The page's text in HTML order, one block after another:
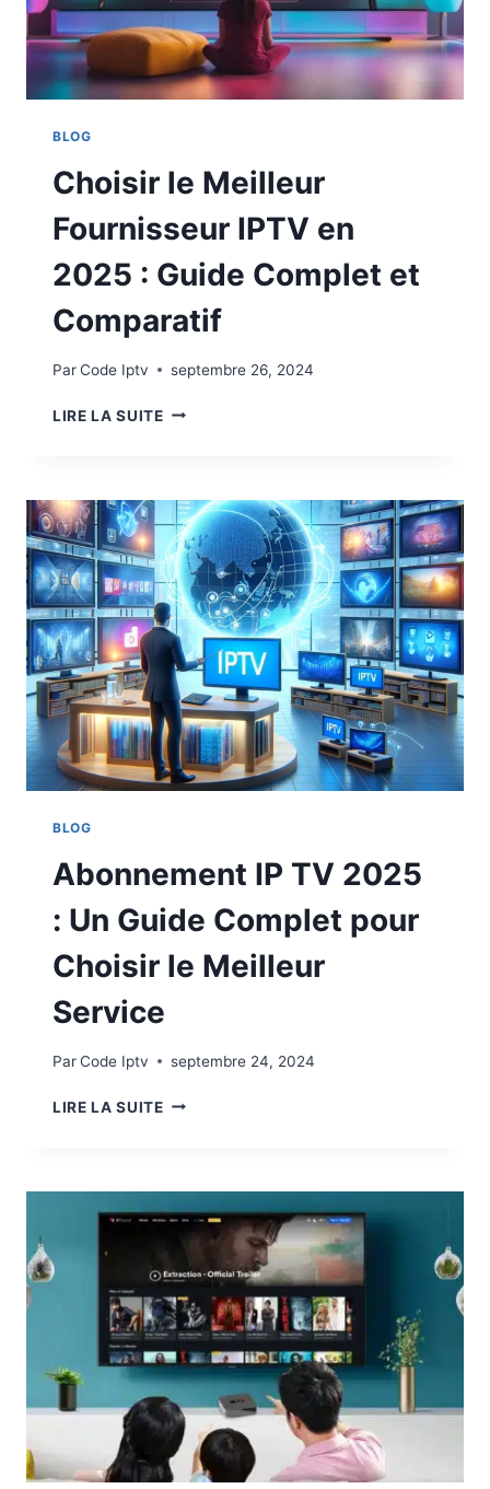
BLOG
Choisir le Meilleur
Fournisseur IPTV en
2025 : Guide Complet et
Comparatif
ParCode Iptv septembre 26, 2024
LIRE LA SUITE
BLOG
Abonnement IP TV 2025
: Un Guide Complet pour
Choisir le Meilleur
Service
ParCode Iptv septembre 24, 2024
LIRE LA SUITE